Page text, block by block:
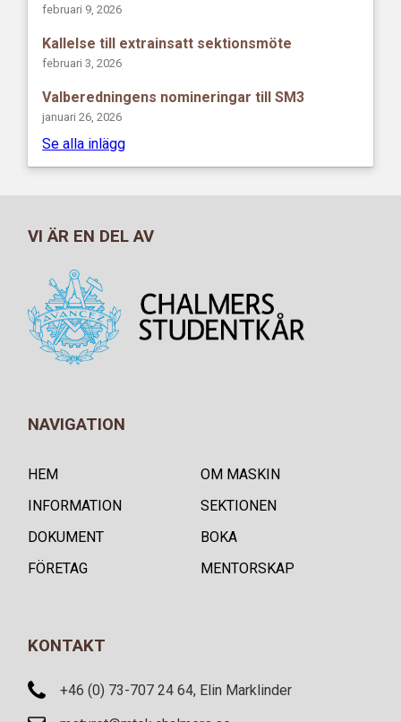
februari 9, 2026
Kallelse till extrainsatt sektionsmöte
februari 3, 2026
Valberedningens nomineringar till SM3
januari 26, 2026
Se alla inlägg
VI ÄR EN DEL AV
NAVIGATION
HEM
OM MASKIN
INFORMATION
SEKTIONEN
DOKUMENT
BOKA
FÖRETAG
MENTORSKAP
KONTAKT
+46 (0) 73-707 24 64, Elin Marklinder